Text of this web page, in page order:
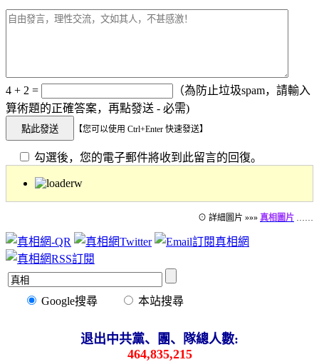
4 + 2 =
（為防止垃圾spam，請輸入
算術題的正確答案，再點發送 - 必需)
【您可以使用 Ctrl+Enter 快速發送】
勾選後，您的電子郵件將收到此留言的回復。
⊙ 詳細圖片 »»» 真相圖片
Google搜尋 本站搜尋
退出中共黨、團、隊總人數:
464,835,215